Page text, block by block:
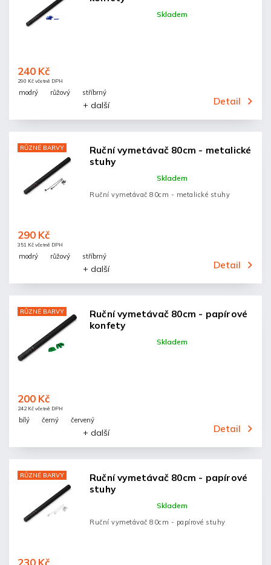
Skladem
290 Kč včetně DPH
240 Kč
Detail
modrý růžový stříbrný
+ další
RŮZNÉ BARVY
Ruční vymetávač 80cm - metalické
stuhy
Skladem
351 Kč včetně DPH
290 Kč
Detail
Ruční vymetávač 80cm - metalické stuhy
modrý růžový stříbrný
+ další
RŮZNÉ BARVY
Ruční vymetávač 80cm - papírové
konfety
Skladem
242 Kč včetně DPH
200 Kč
Detail
bílý černý červený
+ další
RŮZNÉ BARVY
Ruční vymetávač 80cm - papírové
stuhy
Skladem
230 Kč
Ruční vymetávač 80cm - papírové stuhy